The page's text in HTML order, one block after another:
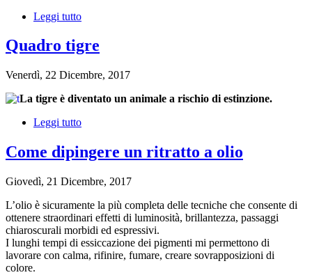
Leggi tutto
dell'elefante
bianco
Quadro tigre
Venerdì, 22 Dicembre, 2017
La tigre è diventato un animale a rischio di estinzione.
Leggi tutto
tigre
Come dipingere un ritratto a olio
Giovedì, 21 Dicembre, 2017
L’olio è sicuramente la più completa delle tecniche che consente di
ottenere straordinari effetti di luminosità, brillantezza, passaggi
chiaroscurali morbidi ed espressivi.
I lunghi tempi di essiccazione dei pigmenti mi permettono di
lavorare con calma, rifinire, fumare, creare sovrapposizioni di
colore.